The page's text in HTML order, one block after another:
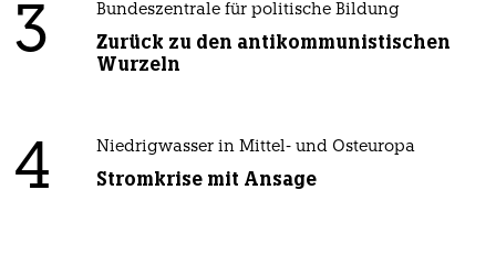
3 Bundeszentrale für politische Bildung
Zurück zu den antikommunistischen
Wurzeln
4 Niedrigwasser in Mittel- und Osteuropa
Stromkrise mit Ansage